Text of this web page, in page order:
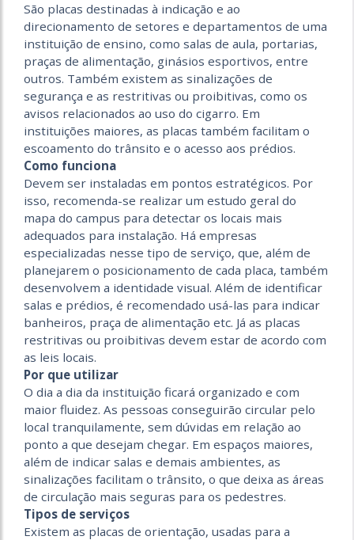
São placas destinadas à indicação e ao
direcionamento de setores e departamentos de uma
instituição de ensino, como salas de aula, portarias,
praças de alimentação, ginásios esportivos, entre
outros. Também existem as sinalizações de
segurança e as restritivas ou proibitivas, como os
avisos relacionados ao uso do cigarro. Em
instituições maiores, as placas também facilitam o
escoamento do trânsito e o acesso aos prédios.
Como funciona
Devem ser instaladas em pontos estratégicos. Por
isso, recomenda-se realizar um estudo geral do
mapa do campus para detectar os locais mais
adequados para instalação. Há empresas
especializadas nesse tipo de serviço, que, além de
planejarem o posicionamento de cada placa, também
desenvolvem a identidade visual. Além de identificar
salas e prédios, é recomendado usá-las para indicar
banheiros, praça de alimentação etc. Já as placas
restritivas ou proibitivas devem estar de acordo com
as leis locais.
Por que utilizar
O dia a dia da instituição ficará organizado e com
maior fluidez. As pessoas conseguirão circular pelo
local tranquilamente, sem dúvidas em relação ao
ponto a que desejam chegar. Em espaços maiores,
além de indicar salas e demais ambientes, as
sinalizações facilitam o trânsito, o que deixa as áreas
de circulação mais seguras para os pedestres.
Tipos de serviços
Existem as placas de orientação, usadas para a